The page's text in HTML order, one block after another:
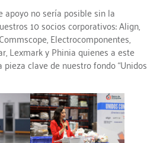
apoyo no sería posible sin la
10 socios corporativos: Align,
Electrocomponentes,
Lexmark y Phinia quienes a este
clave de nuestro fondo “Unidos